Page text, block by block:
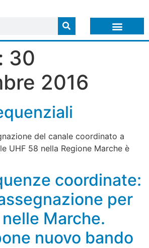
30
2016
del canale coordinato a
UHF 58 nella Regione Marche è
coordinate:
per
Marche.
nuovo bando